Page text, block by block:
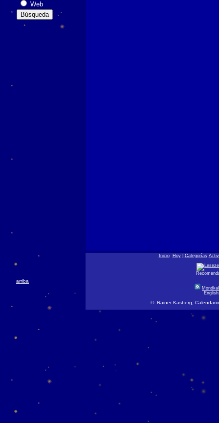
Web
arriba
Inicio Hoy| Categorías
© Rainer Kasberg,